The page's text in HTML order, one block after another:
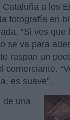
a los
fotografía en
“Si ves que
se va para
raspan un
comerciante.
es suave”.
de una